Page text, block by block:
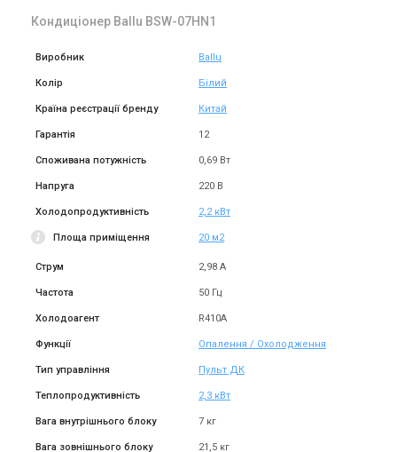
Кондиціонер Ballu BSW-07HN1
Виробник Ballu
Колір Білий
Країна реєстрації бренду Китай
Гарантія 12
Споживана потужність 0,69 Вт
Напруга 220 В
Холодопродуктивність 2,2 кВт
Площа приміщення 20 м2
Струм 2,98 А
Частота 50 Гц
Холодоагент R410A
Функції Опалення / Охолодження
Тип управління Пульт ДК
Теплопродуктивність 2,3 кВт
Вага внутрішнього блоку 7 кг
Вага зовнішнього блоку 21,5 кг